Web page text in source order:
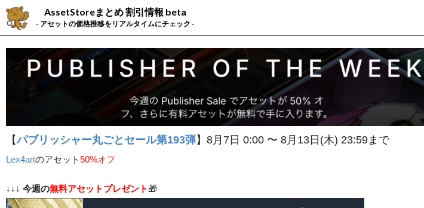
AssetStoreまとめ 割引情報 beta
- アセットの価格推移をリアルタイムにチェック -
【パブリッシャー丸ごとセール第193弾】8月7日 0:00 〜 8月13日(木) 23:59まで
Lex4artのアセット50%オフ
↓↓↓ 今週の無料アセットプレゼント 🎁